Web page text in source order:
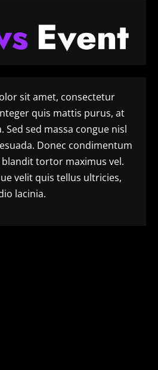
sit amet, consectetur
quis mattis purus, at
Sed sed massa congue nisl
Donec condimentum
tortor maximus vel.
velit quis tellus ultricies,
lacinia.